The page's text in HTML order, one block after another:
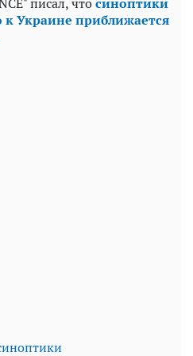
писал, чтосиноптики
к Украине приближается